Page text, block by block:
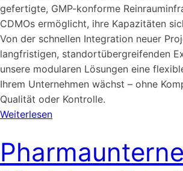
gefertigte, GMP-konforme
CDMOs ermöglicht, ihre Kapazitäten
Von der schnellen Integration neuer
langfristigen, standortübergreifenden
unsere modularen Lösungen eine
Ihrem Unternehmen wächst – ohne
Qualität oder Kontrolle.
Weiterlesen